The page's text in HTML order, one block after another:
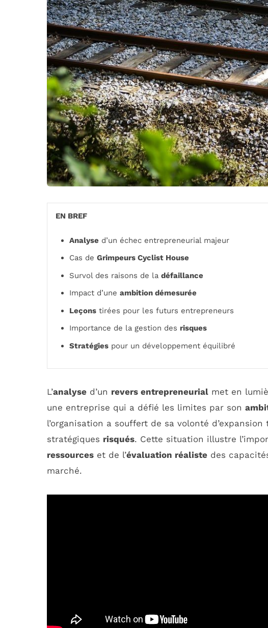
EN BREF
Analyse d’un échec entrepreneurial majeur
Cas de Grimpeurs Cyclist House
Survol des raisons de la défaillance
Impact d’une ambition démesurée
Leçons tirées pour les futurs entrepreneurs
Importance de la gestion des risques
Stratégies pour un développement équilibré
L’analyse d’un revers entrepreneurial met en
une entreprise qui a défié les limites par son
l’organisation a souffert de sa volonté
stratégiques risqués. Cette situation illustre
ressources et de l’évaluation réaliste des
marché.